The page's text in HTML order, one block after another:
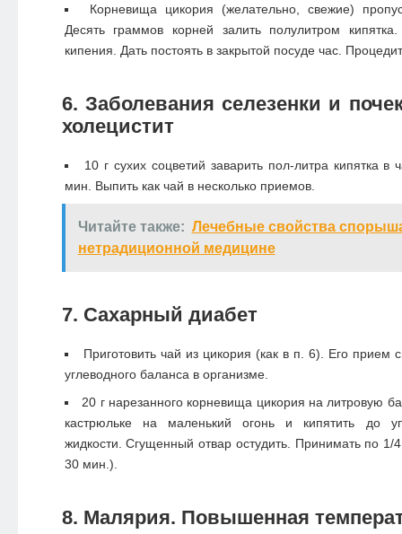
Корневища цикория (желательно, свежие)
Десять граммов корней залить полулитром
кипения. Дать постоять в закрытой посуде час.
6. Заболевания селезенки и
холецистит
10 г сухих соцветий заварить пол-литра кипятка в
мин. Выпить как чай в несколько приемов.
Читайте также: Лечебные свойства
нетрадиционной медицине
7. Сахарный диабет
Приготовить чай из цикория (как в п. 6). Его прием
углеводного баланса в организме.
20 г нарезанного корневища цикория на литровую
кастрюльке на маленький огонь и кипятить до
жидкости. Сгущенный отвар остудить. Принимать по 1/
30 мин.).
8. Малярия. Повышенная